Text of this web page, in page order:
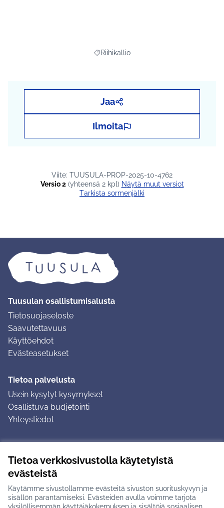
Tietoa verkkosivustolla käytetyistä
evästeistä
Käytämme sivustollamme evästeitä sivuston suorituskyvyn ja
sisällön parantamiseksi. Evästeiden avulla voimme tarjota
Rajaa tulokset teeman mukaan:
Riihikallio
Jaa
Ilmoita
Viite: TUUSULA-PROP-2025-10-4762
Versio 2(yhteensä 2 kpl)
näytä muut versiot
Tarkista sormenjälki
Tuusulan osallistumisalusta
Tietosuojaseloste
Saavutettavuus
Käyttöehdot
Evästeasetukset
Tietoa palvelusta
Usein kysytyt kysymykset
Osallistuva budjetointi
Yhteystiedot
Ohjeet kirjautumiseen
Ohjeet kommentin jättämiseen